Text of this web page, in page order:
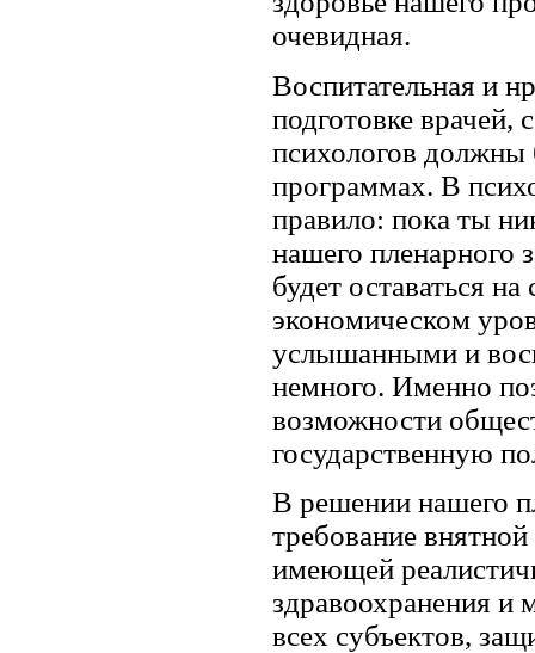
очевидная.
Воспитательная и
подготовке врачей,
психологов
программах. В
правило: пока ты
нашего пленарного
будет оставаться
экономическом
услышанными и
немного. Именно
возможности
государственную
В решении нашего
требование
имеющей
здравоохранения и
всех субъектов,